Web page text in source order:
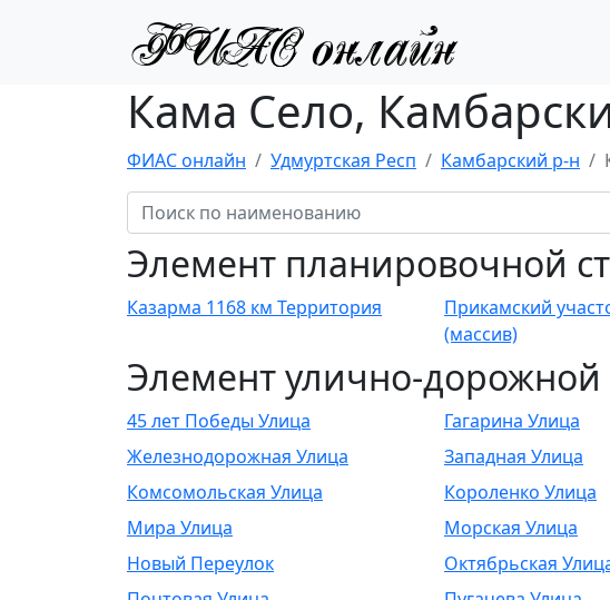
Кама Село,
ФИАС онлайн Удмуртская Респ Камбарский р-н
Элемент планировочной
Казарма 1168 км Территория
Прикамский
(массив)
Элемент улично-дорожной
45 лет Победы Улица Гагарина Улица
Железнодорожная Улица
Западная Улица
Комсомольская Улица
Короленко Улица
Мира Улица
Морская Улица
Новый Переулок
Октябрьская